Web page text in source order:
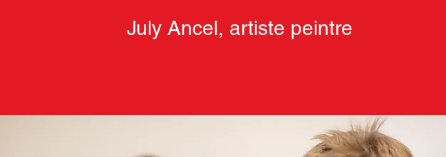
July Ancel, artiste peintre